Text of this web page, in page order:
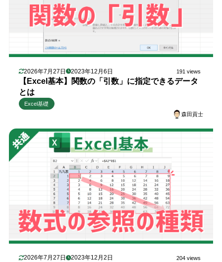
2026年7月27日 2023年12月6日 191 views
【Excel基本】関数の「引数」に指定できるデータ
とは
Excel基礎
森田貢士
2026年7月27日 2023年12月2日 204 views